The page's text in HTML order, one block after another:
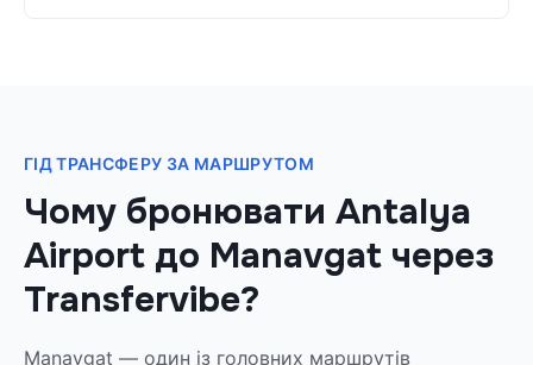
ГІД ТРАНСФЕРУ ЗА МАРШРУТОМ
Чому бронювати Antalya
Airport до Manavgat через
Transfervibe?
Manavgat — один із головних маршрутів